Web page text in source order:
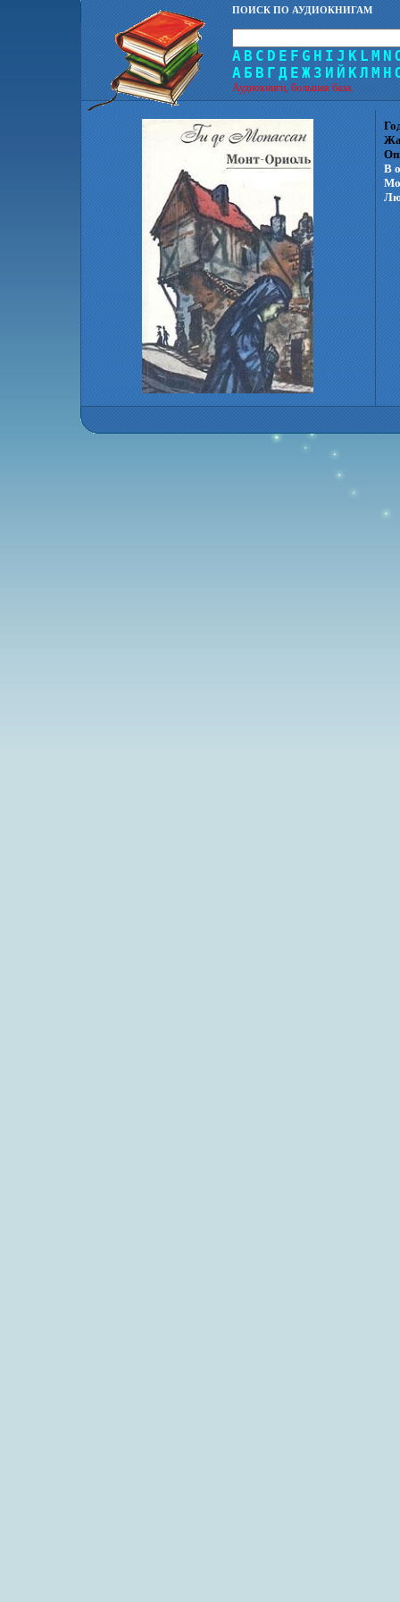
ПОИСК ПО АУДИОКНИГАМ
A B C D E F G H I J K L M N
А Б В Г Д Е Ж З И Й КЛ М Н
Аудиокниги, большая база.
В